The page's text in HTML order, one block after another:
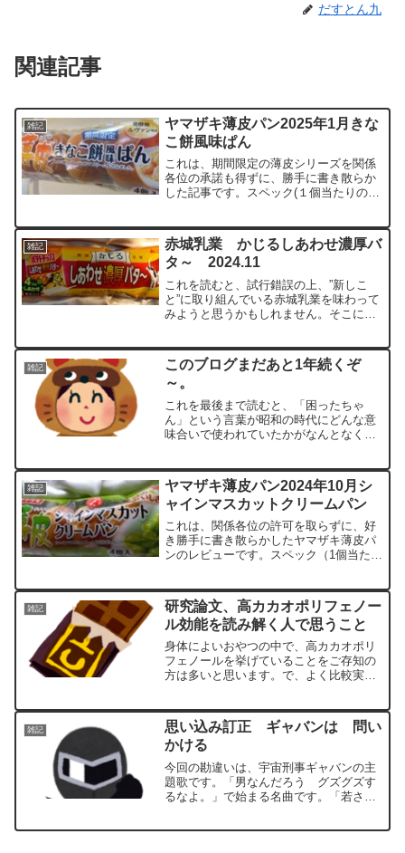
だすとん九
関連記事
雑記
ヤマザキ薄皮パン2025年1月きな
こ餅風味ぱん
これは、期間限定の薄皮シリーズを関係
各位の承諾も得ずに、勝手に書き散らか
した記事です。スペック(１個当たりの栄
0.1g実食きなこのクリームとゼリー...
雑記
赤城乳業 かじるしあわせ濃厚バ
タ～ 2024.11
これを読むと、試行錯誤の上、”新しこ
と”に取り組んでいる赤城乳業を味わって
みようと思うかもしれません。そこに何
く質 2.6g脂質 8.1g炭水化物 14.3g
食...
雑記
このブログまだあと1年続くぞ
～。
これを最後まで読むと、「困ったちゃ
ん」という言葉が昭和の時代にどんな意
味合いで使われていたかがなんとなくわ
ん。令和４年（２０２２年）第５４回社
労士試験 終了。受験者の皆様...
雑記
ヤマザキ薄皮パン2024年10月シ
ャインマスカットクリームパン
これは、関係各位の許可を取らずに、好
き勝手に書き散らかしたヤマザキ薄皮パ
ンのレビューです。スペック（1個当たり
量 0.2g実食シャインマスカットと...
雑記
研究論文、高カカオポリフェノー
ル効能を読み解く人で思うこと
身体によいおやつの中で、高カカオポリ
フェノールを挙げていることをご存知の
方は多いと思います。で、よく比較実験
の効果を実証していることが多いように
思います。そして、この論文...
雑記
思い込み訂正 ギャバンは 問い
かける
今回の勘違いは、宇宙刑事ギャバンの主
題歌です。「男なんだろう グズグズす
るなよ。」で始まる名曲です。「若さ